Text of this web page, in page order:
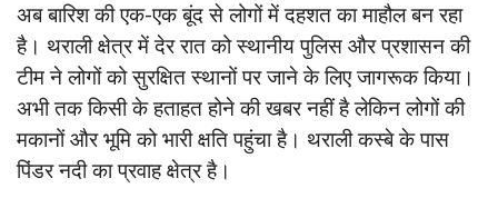
अब बारिश की एक-एक बूंद से लोगों में दहशत का माहौल बन रहा
है। थराली क्षेत्र में देर रात को स्थानीय पुलिस और प्रशासन की
टीम ने लोगों को सुरक्षित स्थानों पर जाने के लिए जागरूक किया।
अभी तक किसी के हताहत होने की खबर नहीं है लेकिन लोगों की
मकानों और भूमि को भारी क्षति पहुंचा है। थराली कस्बे के पास
पिंडर नदी का प्रवाह क्षेत्र है।